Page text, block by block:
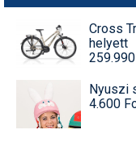
Cross
helyett
Nyuszi
4.600